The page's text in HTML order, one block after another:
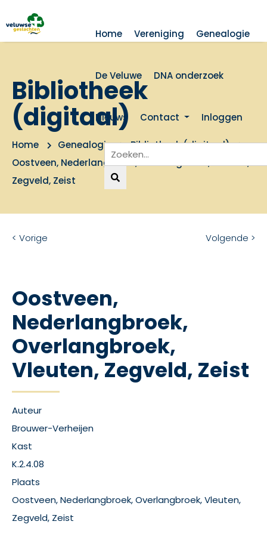
Home Vereniging Genealogie
De Veluwe DNA onderzoek
Nieuws Contact Inloggen
Bibliotheek
(digitaal)
Home Genealogie
Bibliotheek (digitaal)
Oostveen, Nederlangbroek, Overlangbroek, Vleuten,
Zegveld, Zeist
< Vorige Volgende >
Oostveen,
Nederlangbroek,
Overlangbroek,
Vleuten, Zegveld, Zeist
Auteur
Brouwer-Verheijen
Kast
K.2.4.08
Plaats
Oostveen, Nederlangbroek, Overlangbroek, Vleuten,
Zegveld, Zeist